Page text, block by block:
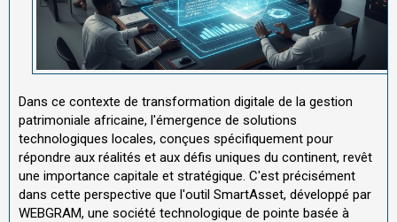
Dans ce contexte de transformation digitale de la gestion
patrimoniale africaine, l'émergence de solutions
technologiques locales, conçues spécifiquement pour
répondre aux réalités et aux défis uniques du continent, revêt
une importance capitale et stratégique. C'est précisément
dans cette perspective que l'outil SmartAsset, développé par
WEBGRAM, une société technologique de pointe basée à